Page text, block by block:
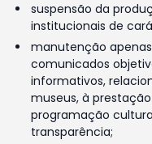
suspensão da
institucionais de
manutenção
comunicados
informativos,
museus, à
programação
transparência;